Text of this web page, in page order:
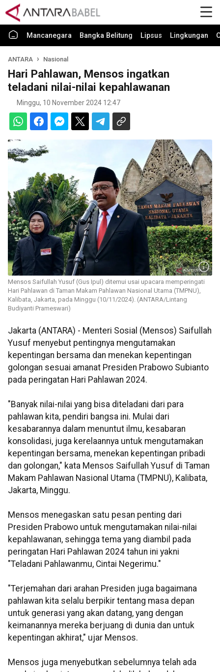
Mancanegara Bangka Belitung Lipsus Lingkungan
ANTARA Nasional
Hari Pahlawan, Mensos ingatkan
teladani nilai-nilai kepahlawanan
Minggu, 10 November 2024 12:47
Mensos Saifullah Yusuf (Gus Ipul) ditemui usai upacara memperingati
Hari Pahlawan di Taman Makam Pahlawan Nasional Utama (TMPNU),
Kalibata, Jakarta, pada Minggu (10/11/2024). (ANTARA/Lintang
Budiyanti Prameswari)
Jakarta (ANTARA) - Menteri Sosial (Mensos) Saifullah
Yusuf menyebut pentingnya mengutamakan
kepentingan bersama dan menekan kepentingan
golongan sesuai amanat Presiden Prabowo Subianto
pada peringatan Hari Pahlawan 2024.
"Banyak nilai-nilai yang bisa diteladani dari para
pahlawan kita, pendiri bangsa ini. Mulai dari
kesabarannya dalam menuntut ilmu, kesabaran
konsolidasi, juga kerelaannya untuk mengutamakan
kepentingan bersama, menekan kepentingan pribadi
dan golongan," kata Mensos Saifullah Yusuf di Taman
Makam Pahlawan Nasional Utama (TMPNU), Kalibata,
Jakarta, Minggu.
Mensos menegaskan satu pesan penting dari
Presiden Prabowo untuk mengutamakan nilai-nilai
kepahlawanan, sehingga tema yang diambil pada
peringatan Hari Pahlawan 2024 tahun ini yakni
"Teladani Pahlawanmu, Cintai Negerimu."
"Terjemahan dari arahan Presiden juga bagaimana
pahlawan kita selalu berpikir tentang masa depan
untuk generasi yang akan datang, yang dengan
keimanannya mereka berjuang di dunia dan untuk
kepentingan akhirat," ujar Mensos.
Mensos juga menyebutkan sebelumnya telah ada